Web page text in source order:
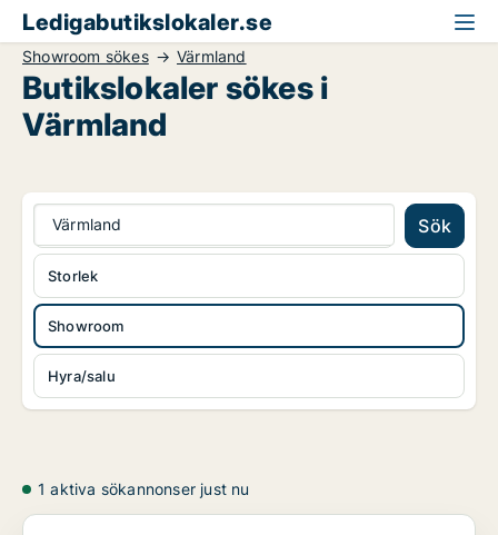
Ledigabutikslokaler.se
Showroom sökes Värmland
Butikslokaler sökes i
Värmland
Värmland Sök
Showroom
Hyra/salu
Storlek
1 aktiva sökannonser just nu